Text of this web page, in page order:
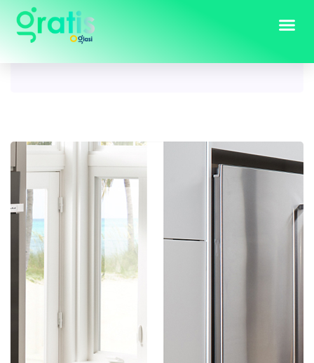
Tag:ugradbeni frižider